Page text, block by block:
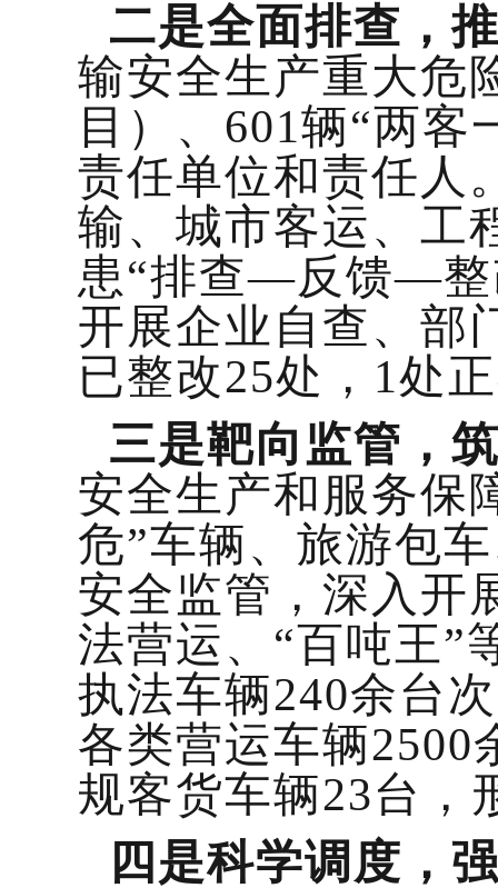
二是全面排查，
输安全生产重大危
目）、601辆“两
责任单位和责任人
输、城市客运、工
患“排查—反馈—整
开展企业自查、部
已整改25处，1处
三是靶向监管，
安全生产和服务保
危”车辆、旅游包
安全监管，深入开
法营运、“百吨王”
执法车辆240余台
各类营运车辆2500
规客货车辆23台，
四是科学调度，